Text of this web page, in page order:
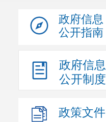
政府信息
公开指南
政府信息
公开制度
政策文件